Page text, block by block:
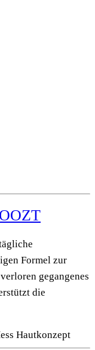
Formel zur
gegangenes
die